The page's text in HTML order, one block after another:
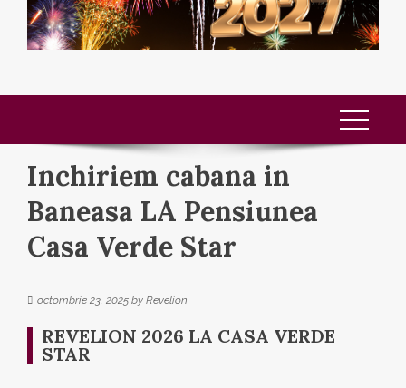
Inchiriem cabana in
Baneasa LA Pensiunea
Casa Verde Star
octombrie 23, 2025 by Revelion
REVELION 2026 LA CASA VERDE
STAR